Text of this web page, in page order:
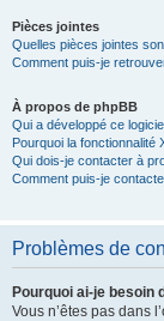
Pièces jointes
Quelles pièces jointes
Comment puis-je
À propos de phpBB
Qui a développé ce
Pourquoi la fonctionnalité
Qui dois-je contacter à
Comment puis-je
Problèmes de
Pourquoi ai-je besoin
Vous n’êtes pas dans